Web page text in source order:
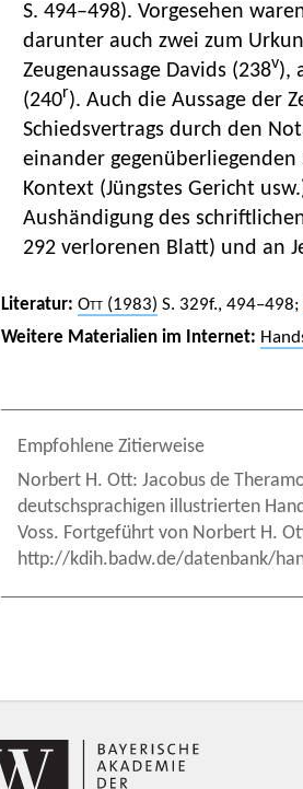
S. 494–498). Vorgesehen
darunter auch zwei zum
Zeugenaussage Davids (238v),
(240r). Auch die Aussage der
Schiedsvertrags durch den
einander
Kontext (Jüngstes Gericht
Aushändigung des
292 verlorenen Blatt) und an
Literatur: Ott(1983) S. 329f., 494–498;
Weitere Materialien im Internet:
Empfohlene Zitierweise
Norbert H. Ott: Jacobus de
deutschsprachigen illustrierten
Voss. Fortgeführt von Norbert H.
http://kdih.badw.de/datenbank/